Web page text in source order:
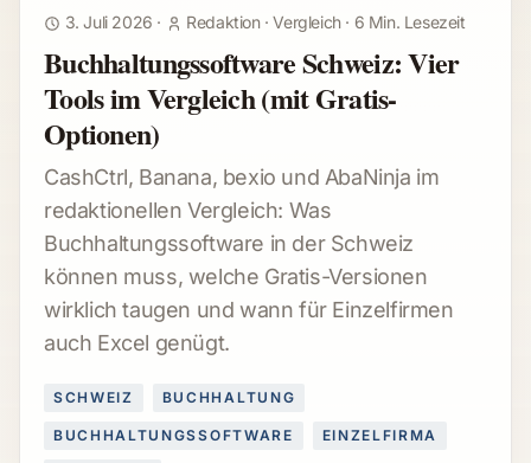
3. Juli 2026 · Redaktion·Vergleich · 6 Min. Lesezeit
Buchhaltungssoftware Schweiz: Vier
Tools im Vergleich (mit Gratis-
Optionen)
CashCtrl, Banana, bexio und AbaNinja im
redaktionellen Vergleich: Was
Buchhaltungssoftware in der Schweiz
können muss, welche Gratis-Versionen
wirklich taugen und wann für Einzelfirmen
auch Excel genügt.
SCHWEIZ BUCHHALTUNG
BUCHHALTUNGSSOFTWARE EINZELFIRMA